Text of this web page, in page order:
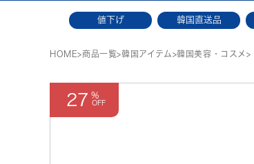
値下げ 韓国直送品
HOME>商品一覧>韓国アイテム >韓国美容・コスメ>
27